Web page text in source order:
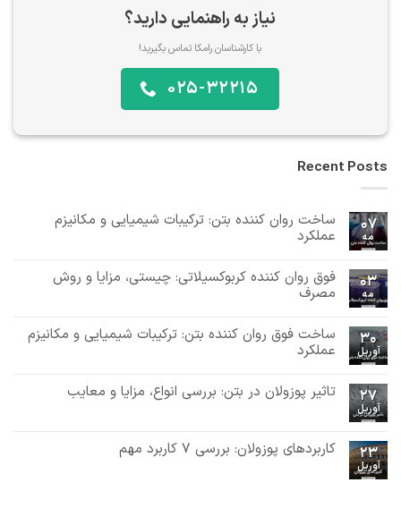
نیاز به راهنمایی دارید؟
با کارشناسان رامکا تماس بگیرید!
025-32215
Recent Posts
07
مه
ساخت روان کننده بتن: ترکیبات شیمیایی و مکانیزم
عملکرد
برای
ساخت
روان
ترکیبات
شیمیایی
و
ثبت
نشده
03
مه
فوق روان کننده کربوکسیلاتی: چیستی، مزایا و روش
مصرف
برای
فوق
روان
چیستی،
ثبت
نشده
30
آوریل
ساخت فوق روان کننده بتن: ترکیبات شیمیایی و مکانیزم
عملکرد
برای
ساخت
بتن:
ترکیبات
ثبت
نشده
27
آوریل
تاثیر پوزولان در بتن: بررسی انواع، مزایا و معایب
تاثیر
پوزولان
نشده
23
آوریل
کاربردهای پوزولان: بررسی 7 کاربرد مهم